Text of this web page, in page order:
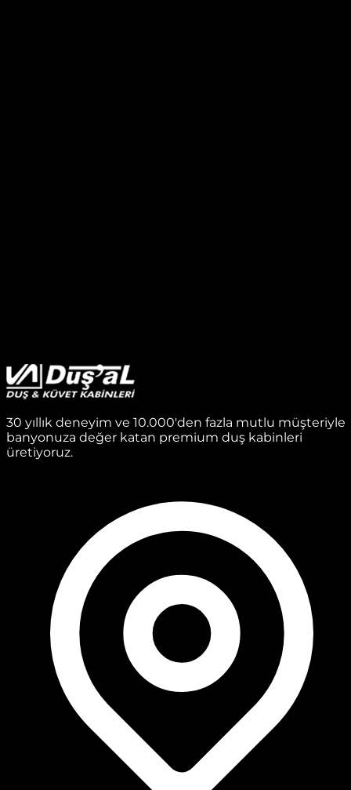
30 yıllık deneyim ve 10.000'den fazla mutlu müşteriyle
banyonuza değer katan premium duş kabinleri
üretiyoruz.